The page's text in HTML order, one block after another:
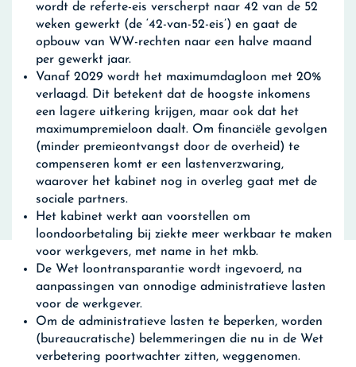
wordt de referte-eis verscherpt naar 42 van de 52
weken gewerkt (de ‘42-van-52-eis’) en gaat de
opbouw van WW-rechten naar een halve maand
per gewerkt jaar.
Vanaf 2029 wordt het maximumdagloon met 20%
verlaagd. Dit betekent dat de hoogste inkomens
een lagere uitkering krijgen, maar ook dat het
maximumpremieloon daalt. Om financiële gevolgen
(minder premieontvangst door de overheid) te
compenseren komt er een lastenverzwaring,
waarover het kabinet nog in overleg gaat met de
sociale partners.
Het kabinet werkt aan voorstellen om
loondoorbetaling bij ziekte meer werkbaar te maken
voor werkgevers, met name in het mkb.
De Wet loontransparantie wordt ingevoerd, na
aanpassingen van onnodige administratieve lasten
voor de werkgever.
Om de administratieve lasten te beperken, worden
(bureaucratische) belemmeringen die nu in de Wet
verbetering poortwachter zitten, weggenomen.